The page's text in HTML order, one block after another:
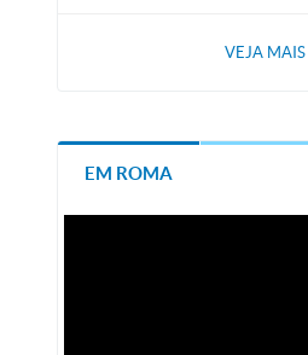
VEJA MAIS
EM ROMA